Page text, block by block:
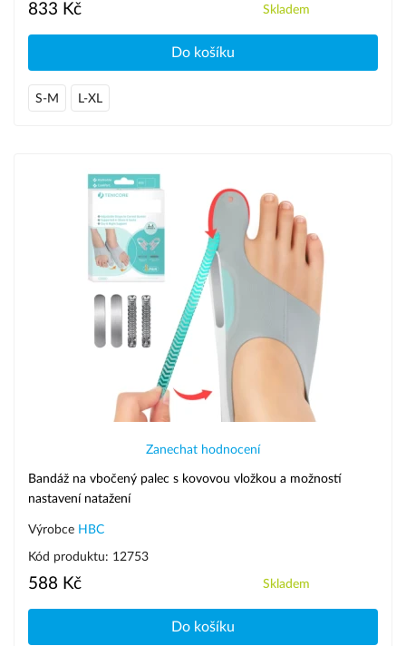
833 Kč Skladem
Do košíku
S-M L-XL
Zanechat hodnocení
Bandáž na vbočený palec s kovovou vložkou a možností
nastavení natažení
Výrobce HBC
Kód produktu: 12753
588 Kč Skladem
Do košíku